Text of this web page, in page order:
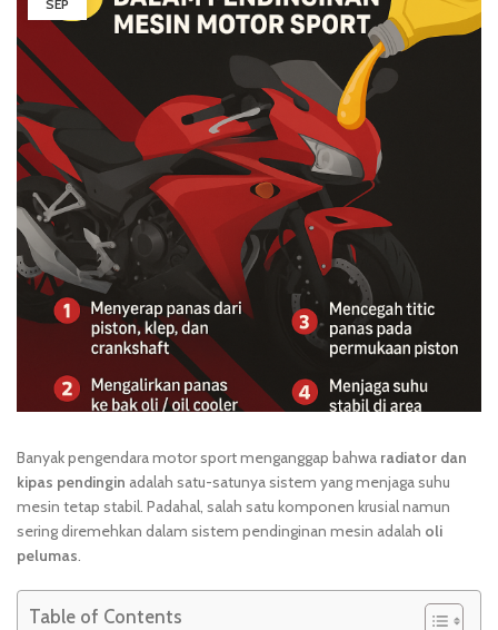
SEP
Banyak pengendara motor sport menganggap bahwa radiator dan
kipas pendingin adalah satu-satunya sistem yang menjaga suhu
mesin tetap stabil. Padahal, salah satu komponen krusial namun
sering diremehkan dalam sistem pendinginan mesin adalah oli
pelumas.
Table of Contents